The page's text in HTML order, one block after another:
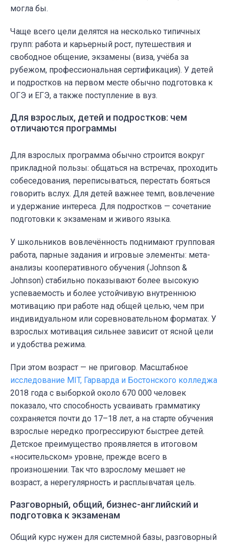
могла бы.
Чаще всего цели делятся на несколько типичных
групп: работа и карьерный рост, путешествия и
свободное общение, экзамены (виза, учёба за
рубежом, профессиональная сертификация). У детей
и подростков на первом месте обычно подготовка к
ОГЭ и ЕГЭ, а также поступление в вуз.
Для взрослых, детей и подростков: чем
отличаются программы
Для взрослых программа обычно строится вокруг
прикладной пользы: общаться на встречах, проходить
собеседования, переписываться, перестать бояться
говорить вслух. Для детей важнее темп, вовлечение
и удержание интереса. Для подростков — сочетание
подготовки к экзаменам и живого языка.
У школьников вовлечённость поднимают групповая
работа, парные задания и игровые элементы: мета-
анализы кооперативного обучения (Johnson &
Johnson) стабильно показывают более высокую
успеваемость и более устойчивую внутреннюю
мотивацию при работе над общей целью, чем при
индивидуальном или соревновательном форматах. У
взрослых мотивация сильнее зависит от ясной цели
и удобства режима.
При этом возраст — не приговор. Масштабное
исследование MIT, Гарварда и Бостонского колледжа
2018 года с выборкой около 670 000 человек
показало, что способность усваивать грамматику
сохраняется почти до 17–18 лет, а на старте обучения
взрослые нередко прогрессируют быстрее детей.
Детское преимущество проявляется в итоговом
«носительском» уровне, прежде всего в
произношении. Так что взрослому мешает не
возраст, а нерегулярность и расплывчатая цель.
Разговорный, общий, бизнес-английский и
подготовка к экзаменам
Общий курс нужен для системной базы, разговорный